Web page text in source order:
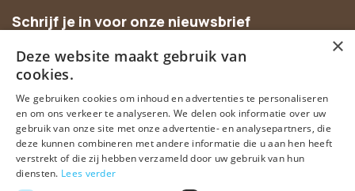
Schrijf je in voor onze nieuwsbrief
aanbiedingen.
Abonneer
×
Deze website maakt gebruik van
cookies.
We gebruiken cookies om inhoud en advertenties te personaliseren
en om ons verkeer te analyseren. We delen ook informatie over uw
gebruik van onze site met onze advertentie- en analysepartners, die
deze kunnen combineren met andere informatie die u aan hen heeft
verstrekt of die zij hebben verzameld door uw gebruik van hun
diensten. Lees verder